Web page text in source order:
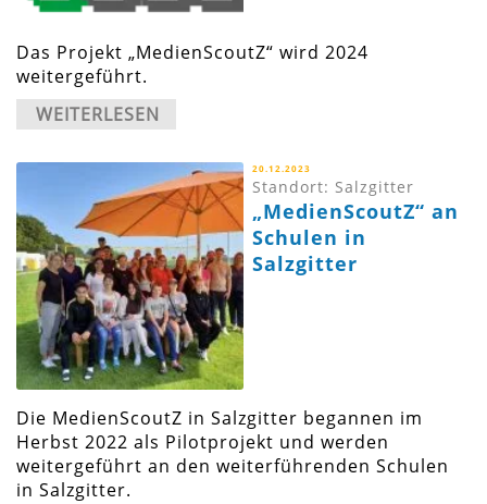
Das Projekt „MedienScoutZ“ wird 2024
weitergeführt.
WEITERLESEN
20.12.2023
Standort: Salzgitter
„MedienScoutZ“ an
Schulen in
Salzgitter
Die MedienScoutZ in Salzgitter begannen im
Herbst 2022 als Pilotprojekt und werden
weitergeführt an den weiterführenden Schulen
in Salzgitter.